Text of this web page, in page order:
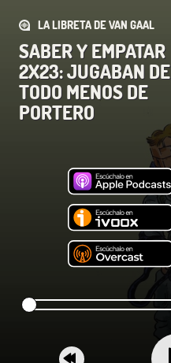
LA LIBRETA DE VAN GAAL
SABER Y EMPATAR
2X23: JUGABAN DE
TODO MENOS DE
PORTERO